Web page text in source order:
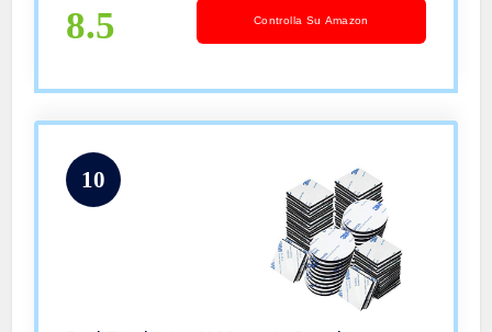
8.5 Controlla Su Amazon
10